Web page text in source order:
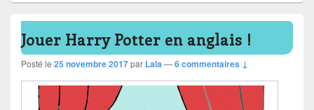
Jouer Harry Potter en anglais !
Posté le 25 novembre 2017par Lala—6 commentaires ↓